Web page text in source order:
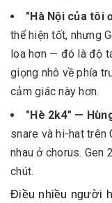
"Hà Nội của tôi
thể hiện tốt, nhưng
loa hơn — đó là độ
giọng nhô về phía
cảm giác này hơn.
"Hè 2k4" —
snare và hi-hat trên
nhau ở chorus. Gen
chút.
Điều nhiều người